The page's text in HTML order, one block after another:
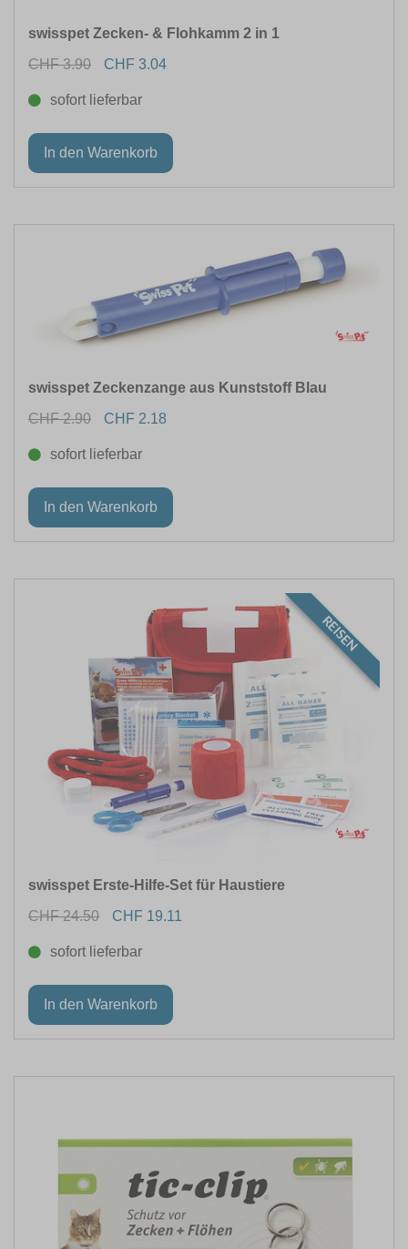
swisspet Zecken- & Flohkamm 2 in 1
CHF 3.90
CHF 3.04
sofort lieferbar
swisspet Zeckenzange aus Kunststoff Blau
CHF 2.90
CHF 2.18
sofort lieferbar
REISEN
swisspet Erste-Hilfe-Set für Haustiere
CHF 24.50
CHF 19.11
sofort lieferbar